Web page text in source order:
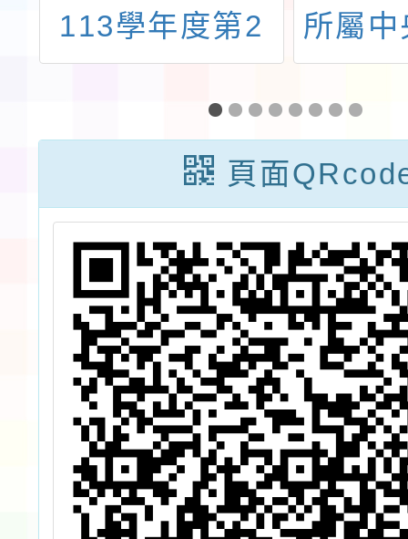
113學年度第2
學期第1梯第1招
代理教師甄選錄
取公告(第1招無
人報名,續辦理
第2次招考)
所屬
各機
務 員
宣
頁面